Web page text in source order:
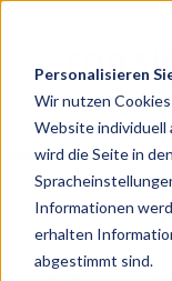
Personalisieren
Wir nutzen
Website individuell
wird die Seite in
Informationen
erhalten
abgestimmt sind.
Zur Blog-